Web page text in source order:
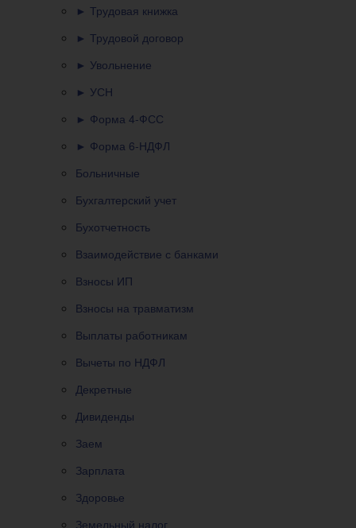
► Трудовая книжка
► Трудовой договор
► Увольнение
► УСН
► Форма 4-ФСС
► Форма 6-НДФЛ
Больничные
Бухгалтерский учет
Бухотчетность
Взаимодействие с банками
Взносы ИП
Взносы на травматизм
Выплаты работникам
Вычеты по НДФЛ
Декретные
Дивиденды
Заем
Зарплата
Здоровье
Земельный налог